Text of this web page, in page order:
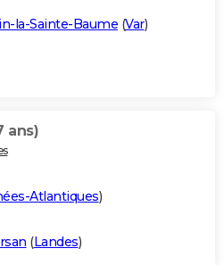
la-Sainte-Baume (Var)
ans)
Atlantiques)
(Landes)